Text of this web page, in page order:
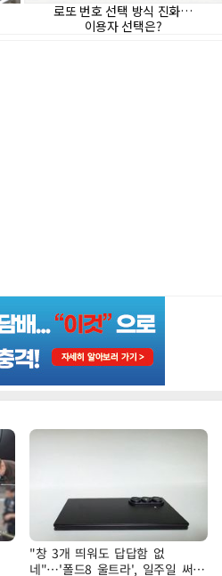
"창 3개 띄워도 답답함 없
네"…'폴드8 울트라', 일주일 써보